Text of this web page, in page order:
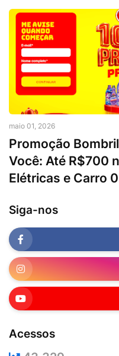
maio 01, 2026
Promoção
Você: Até R$700
Elétricas e Carro
Siga-nos
Acessos